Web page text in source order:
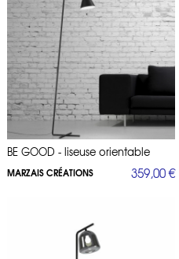
BE GOOD - liseuse orientable
MARZAIS CRÉATIONS 359,00 €